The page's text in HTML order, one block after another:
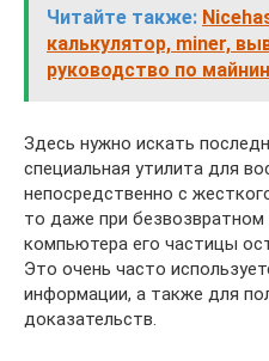
Читайте также:
калькулятор, miner,
руководство по
Здесь нужно искать
специальная утилита для
непосредственно с
то даже при безвозвратном
компьютера его частицы
Это очень часто
информации, а также для
доказательств.